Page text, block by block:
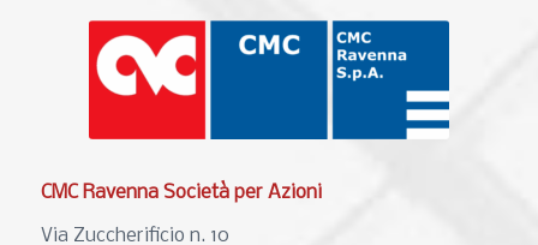
CMC Ravenna Società per Azioni
Via Zuccherificio n. 10